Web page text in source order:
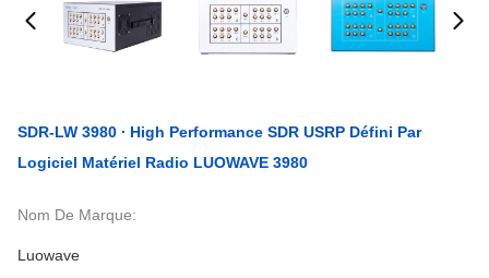
SDR-LW 3980 ∙ High Performance SDR USRP Défini Par
Logiciel Matériel Radio LUOWAVE 3980
Nom De Marque:
Luowave